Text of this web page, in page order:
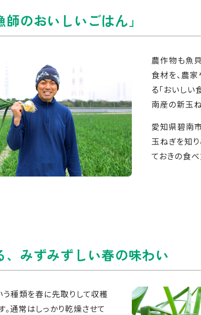
のおいしいごはん」
農作物も魚
食材を、農
る「おいしい
南産の新玉ね
愛知県碧南
玉ねぎを知
ておきの食べ
みずみずしい春の味わい
う種類を春に先取りして収穫
通常はしっかり乾燥させて